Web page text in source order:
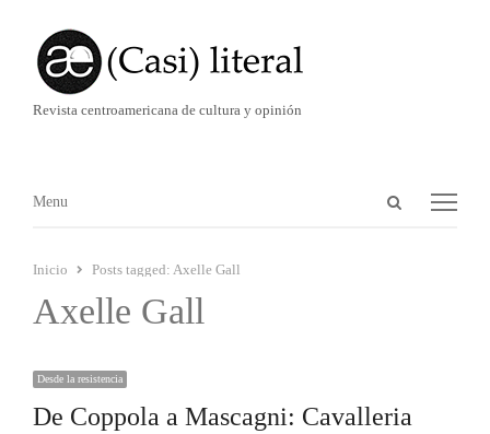
Revista centroamericana de cultura y opinión
Abrir
Menú
Menu
Inicio Posts tagged: Axelle Gall
Axelle Gall
Desde la resistencia
De Coppola a Mascagni: Cavalleria